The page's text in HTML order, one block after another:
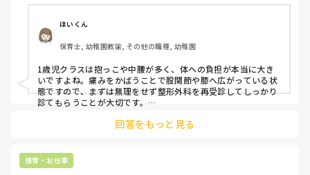
ようやく立てたら、しゃがめない。
驚きました。
通院して、コルセット、湿布、痛み止め、電気などで１週間
乗り切ったら
週末には、左が痛みだし、これも痛み止めや湿布で抑えて仕
事をしていたら、
床から支えなしに立ち上がりにくくなり、痛みが走ります。
自転車通勤ですが、それも、膝や太ももに痛みが来始めまし
た。
ほいくん
保育士, 幼稚園教諭, その他の職種, 幼稚園
1歳児クラスは抱っこや中腰が多く、体への負担が本当に大き
いですよね。痛みをかばうことで股関節や膝へ広がっている状
態ですので、まずは無理をせず整形外科を再受診してしっかり
診てもらうことが大切です。
用したり、抱っこや重い作業は周囲の先生に相談して頼むよう
回答をもっと見る
保育・お仕事